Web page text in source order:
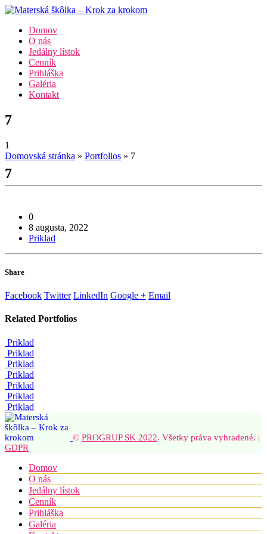
Domov
O nás
Jedálny lístok
Cenník
Prihláška
Galéria
Kontakt
7
1
Domovská stránka » Portfolios » 7
7
0
8 augusta, 2022
Priklad
Share
Facebook Twitter LinkedIn Google + Email
Related Portfolios
Priklad
Priklad
Priklad
Priklad
Priklad
Priklad
Priklad
© PROGRUP SK 2022. Všetky práva vyhradené. |
GDPR
Domov
O nás
Jedálny lístok
Cenník
Prihláška
Galéria